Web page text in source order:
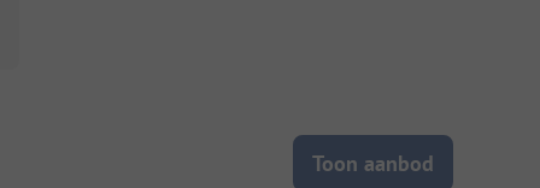
Toon aanbod